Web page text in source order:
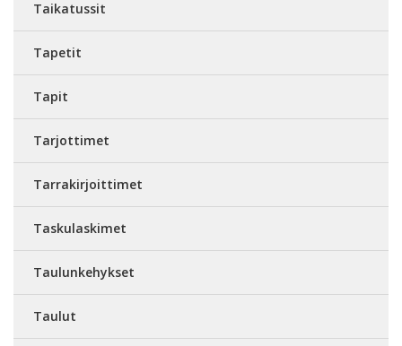
Taikatussit
Tapetit
Tapit
Tarjottimet
Tarrakirjoittimet
Taskulaskimet
Taulunkehykset
Taulut